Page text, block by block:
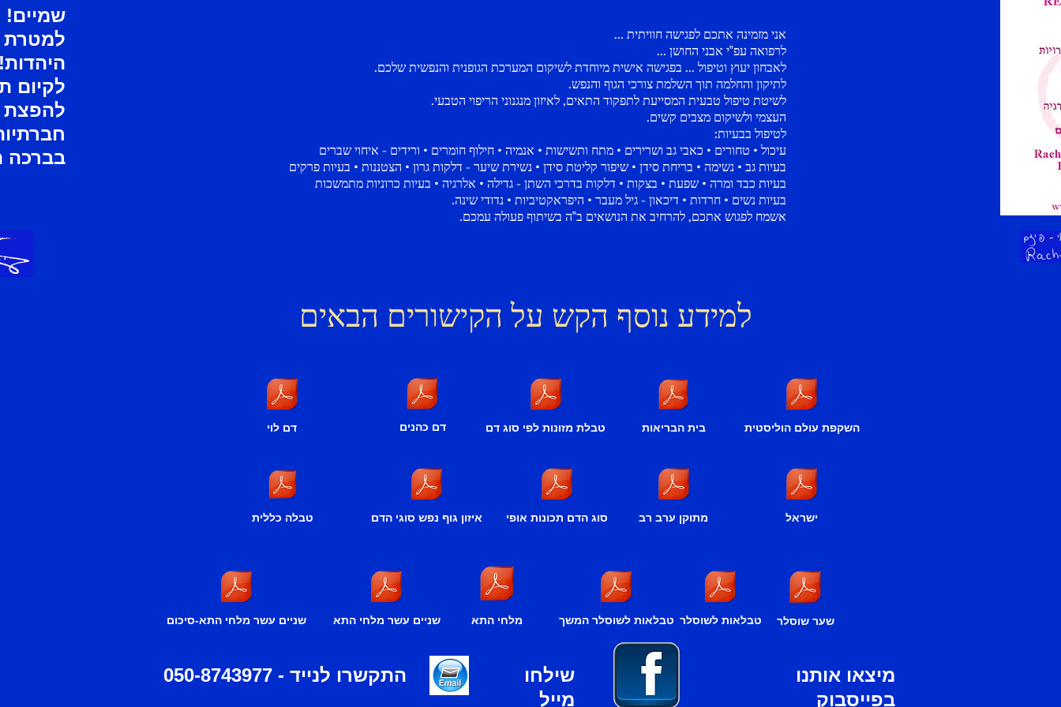
למידע נוסף הקש על הקישורים הבאים
אני מזמינה אתכם לפגישה חוויתית ...
לרפואה עפ"י אבני החושן ...
לאבחון יעוץ וטיפול ... בפגישה אישית מיוחדת לשיקום המערכת הגופנית והנפשית שלכם.
לתיקון והחלמה תוך השלמת צורכי הגוף והנפש.
לשיטת טיפול טבעית המסייעת לתפקוד התאים, לאיזון מנגנוני הריפוי הטבעי.
העצמי ולשיקום מצבים קשים.
לטיפול בבעיות:
עיכול • טחורים • כאבי גב ושרירים • מתח ותשישות • אנמיה • חילוף חומרים • ורידים - איחוי שברים
בעיות גב • נשימה • בריחת סידן • שיפור קליטת סידן • נשירת שיער - דלקות גרון • הצטננות • בעיות פרקים
בעיות כבד ומרה • שפעת • בצקות • דלקות בדרכי השתן - גדילה • אלרגיה • בעיות כרוניות מתמשכות
בעיות נשים • חרדות • דיכאון - גיל מעבר • היפראקטיביות • נדודי שינה.
אשמח לפגוש אתכם, להרחיב את הנושאים ב"ה בשיתוף פעולה עמכם.
השקפת עולם הוליסטית
טבלאות לשוסלר
טבלת מזונות לפי סוג דם
טבלה כללית
שער שוסלר
בית הבריאות
טבלאות לשוסלר המשך מלחי התא שניים עשר מלחי התא שניים עשר מלחי התא-סיכום
דם כהנים דם לוי
ישראל מתוקן ערב רב סוג הדם תכונות אופי איזון גוף נפש סוגי הדם
שמיים!
לקיום
להפצת
בברכה
התקשרו לנייד - 050-8743977
שילחו
מייל
מיצאו אותנו
בפייסבוק